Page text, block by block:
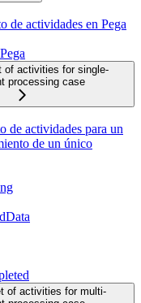
de actividades en Pega
of activities for single-
processing case
de actividades para un
de un único
of activities for multi-